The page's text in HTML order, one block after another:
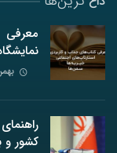
بهمن ۹,
کشور و